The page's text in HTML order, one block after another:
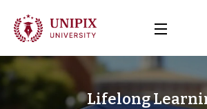
Lifelong